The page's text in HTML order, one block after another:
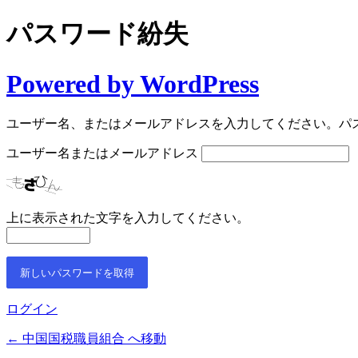
パスワード紛失
Powered by WordPress
ユーザー名、またはメールアドレスを入力してください。
ユーザー名またはメールアドレス
上に表示された文字を入力してください。
ログイン
← 中国国税職員組合 へ移動